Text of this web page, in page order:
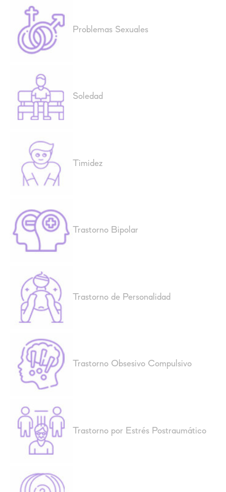
Problemas Sexuales
Soledad
Timidez
Trastorno Bipolar
Trastorno de Personalidad
Trastorno Obsesivo Compulsivo
Trastorno por Estrés Postraumático